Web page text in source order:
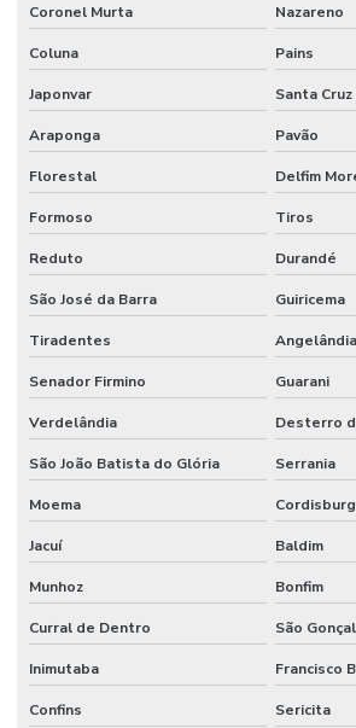
Coronel Murta Nazareno
Coluna Pains
Japonvar Santa
Araponga Pavão
Florestal Delfim
Formoso Tiros
Reduto Durandé
São José da Barra Guiricema
Tiradentes Angelândia
Senador Firmino Guarani
Verdelândia Desterro
São João Batista do Glória Serrania
Moema
Jacuí Baldim
Munhoz Bonfim
Curral de Dentro São
Inimutaba Francisco
Confins Sericita